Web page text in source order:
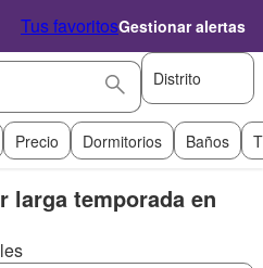
Tus favoritosGestionar alertas
Distrito
Precio Dormitorios Baños
larga temporada en